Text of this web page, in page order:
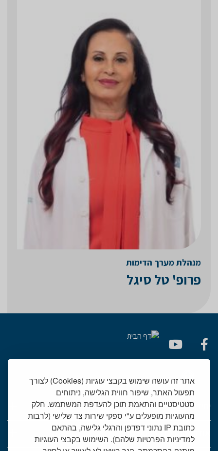
אתר זה עושה שימוש בקבצי עוגיות (Cookies) לצורך
תפעול האתר, שיפור חווית הגלישה, ניתוחים
סטטיסטיים והתאמת תוכן להעדפת המשתמש. חלק
מהעוגיות מופעלים ע"י ספקי שירות צד שלישי (לרבות
כתובת IP נתוני דפדפן והרגלי גלישה, בהתאם
למדיניות הפרטיות שלהם). השימוש בקבצי העוגיות
מנהלת מערך הדימות
פרופ' טל סיגל
יחידות רפואיות
אודות המרכז הרפואי שמיר